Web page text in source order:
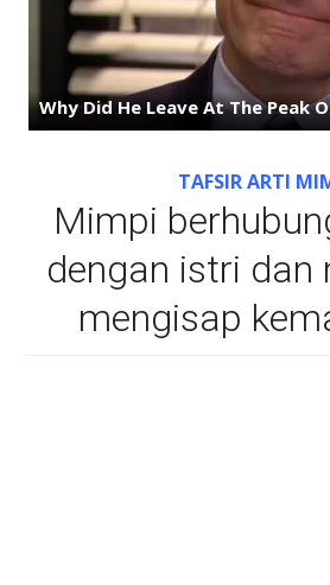
TAFSIR ARTI
Mimpi
dengan istri dan
mengisap